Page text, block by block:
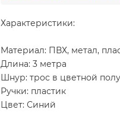
Характеристики:
Материал: ПВХ, метал,
Длина: 3 метра
Шнур: трос в цветной
Ручки: пластик
Цвет: Синий